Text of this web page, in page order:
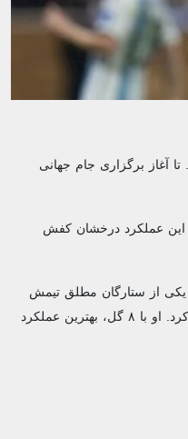
برابر هم به میدان می‌روند. تا آغاز برگزاری جام جهانی
بود. او با این عملکرد درخشان کفش
به قطر گذاشت که یکی از ستارگان مطلق تیمش
بود. فرانسه به عنوان مدافع عنوان قهرمانی وارد مسابقات شد و ام‌باپه با وجود شکست در فینال، رکوردهای متعددی را جابجا کرد. او با ۸ گل، بهترین عملکرد